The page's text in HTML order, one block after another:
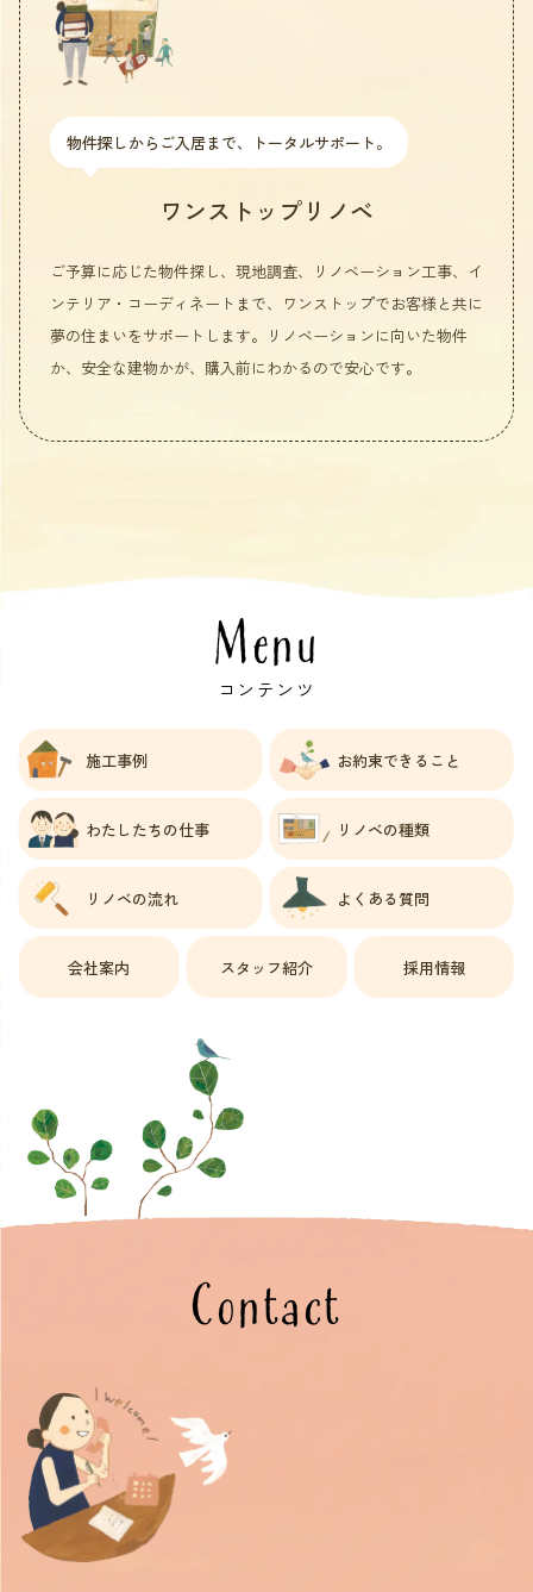
物件探しからご入居まで、トータルサポート。
ワンストップリノベ
ご予算に応じた物件探し、現地調査、リノベーション工事、イ
ンテリア・コーディネートまで、ワンストップでお客様と共に
夢の住まいをサポートします。リノベーションに向いた物件
か、安全な建物かが、購入前にわかるので安心です。
Menu
コンテンツ
施工事例 お約束できること
わたしたちの仕事 リノベの種類
リノベの流れ よくある質問
会社案内 スタッフ紹介 採用情報
Contact